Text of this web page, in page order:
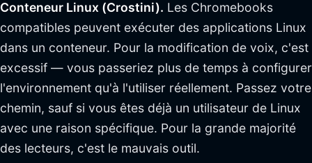
Conteneur Linux (Crostini). Les Chromebooks
compatibles peuvent exécuter des applications Linux
dans un conteneur. Pour la modification de voix, c'est
excessif — vous passeriez plus de temps à configurer
l'environnement qu'à l'utiliser réellement. Passez votre
chemin, sauf si vous êtes déjà un utilisateur de Linux
avec une raison spécifique. Pour la grande majorité
des lecteurs, c'est le mauvais outil.